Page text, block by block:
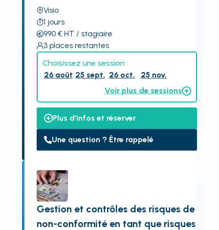
Visio
1 jours
990€ HT / stagiaire
3 places restantes
Choisissez une session :
26 août 25 sept. 26 oct.
25 nov.
Voir plus de sessions
Plus d'infos et réserver
Une question ? Être rappelé
Gestion et contrôles des risques de
non-conformité en tant que risques